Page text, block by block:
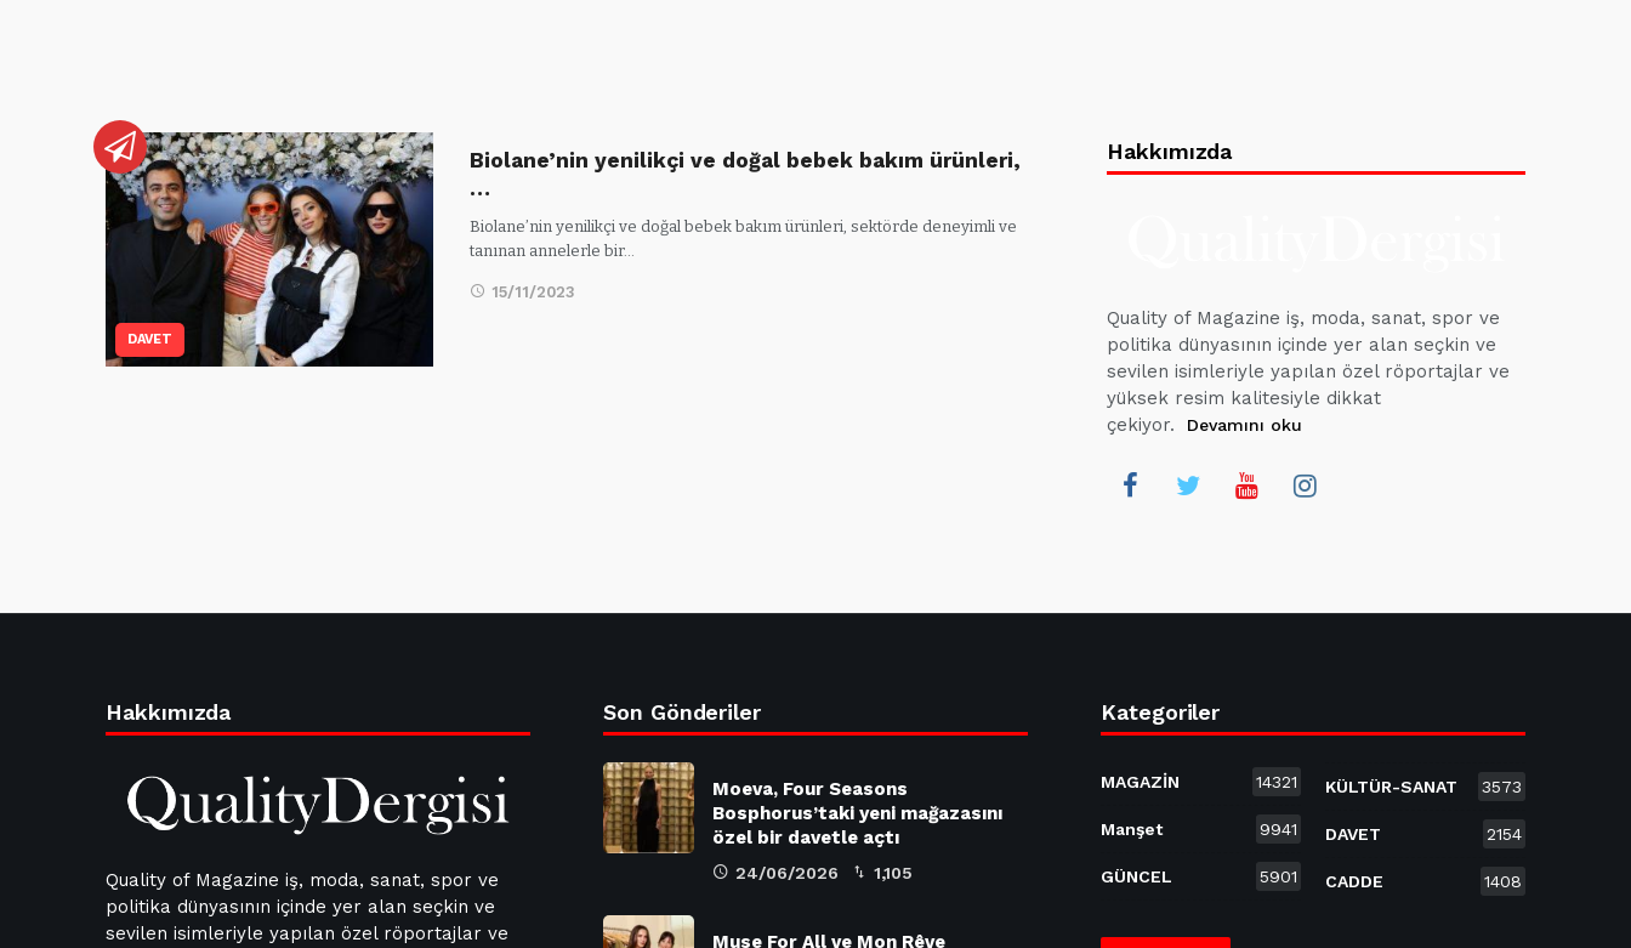
DAVET
Biolane’nin yenilikçi ve doğal bebek bakım ürünleri,
…
Biolane’nin yenilikçi ve doğal bebek bakım ürünleri, sektörde deneyimli ve
tanınan annelerle bir…
15/11/2023
Hakkımızda
Quality of Magazine iş, moda, sanat, spor ve
politika dünyasının içinde yer alan seçkin ve
sevilen isimleriyle yapılan özel röportajlar ve
yüksek resim kalitesiyle dikkat
çekiyor.
Devamını oku
Hakkımızda
Quality of Magazine iş, moda, sanat, spor ve
politika dünyasının içinde yer alan seçkin ve
sevilen isimleriyle yapılan özel röportajlar ve
Son Gönderiler
Moeva, Four Seasons
Bosphorus’taki yeni mağazasını
özel bir davetle açtı
24/06/2026 1,105
Muse For All ve Mon Rêve
Kategoriler
MAGAZİN 14321
Manşet 9941
GÜNCEL 5901
KÜLTÜR-SANAT 3573
DAVET 2154
CADDE 1408